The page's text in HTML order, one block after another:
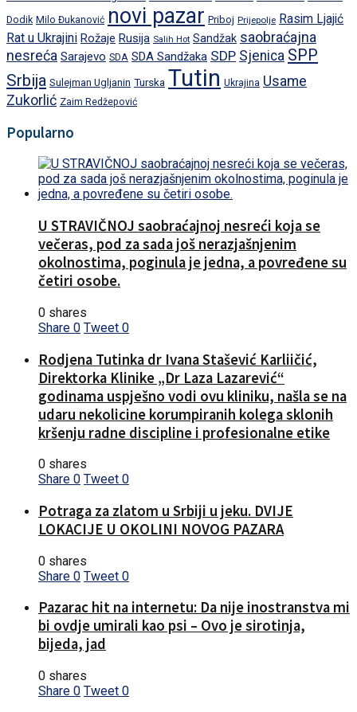
Dodik Milo Đukanović novi pazar Priboj Prijepolje Rasim Ljajić
Rat u Ukrajini Rožaje Rusija Salih Hot Sandžak saobraćajna
nesreća Sarajevo SDA SDA Sandžaka SDP Sjenica SPP
Srbija Sulejman Ugljanin Turska Tutin Ukrajina Usame
Zukorlić Zaim Redžepović
Popularno
U STRAVIČNOJ saobraćajnoj nesreći koja se
večeras, pod za sada još nerazjašnjenim
okolnostima, poginula je jedna, a povređene su
četiri osobe.
0 shares
Share 0 Tweet 0
Rodjena Tutinka dr Ivana Stašević Karliičić,
Direktorka Klinike „Dr Laza Lazarević“
godinama uspješno vodi ovu kliniku, našla se na
udaru nekolicine korumpiranih kolega sklonih
kršenju radne discipline i profesionalne etike
0 shares
Share 0 Tweet 0
Potraga za zlatom u Srbiji u jeku. DVIJE
LOKACIJE U OKOLINI NOVOG PAZARA
0 shares
Share 0 Tweet 0
Pazarac hit na internetu: Da nije inostranstva mi
bi ovdje umirali kao psi – Ovo je sirotinja,
bijeda, jad
0 shares
Share 0 Tweet 0